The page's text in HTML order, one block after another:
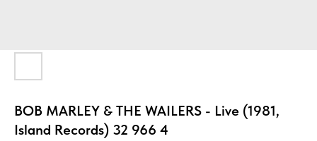
BOB MARLEY & THE WAILERS - Live (1981,
Island Records) 32 966 4